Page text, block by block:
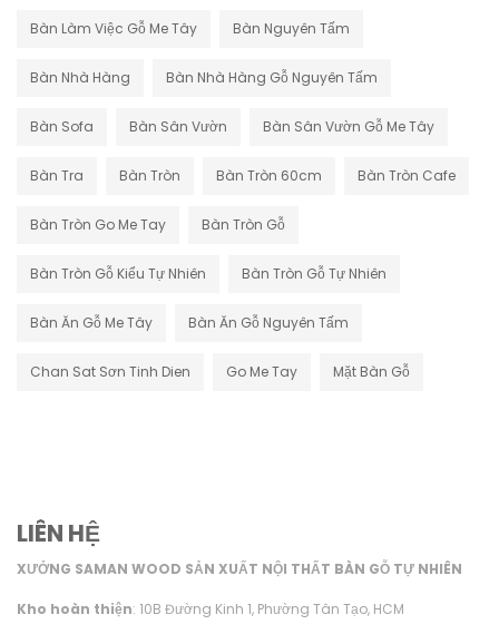
Bàn Làm Việc Gỗ Me Tây Bàn Nguyên Tấm
Bàn Nhà Hàng Bàn Nhà Hàng Gỗ Nguyên Tấm
Bàn Sofa Bàn Sân Vườn Bàn Sân Vườn Gỗ Me Tây
Bàn Tra Bàn Tròn Bàn Tròn 60cm Bàn Tròn Cafe
Bàn Tròn Go Me Tay Bàn Tròn Gỗ
Bàn Tròn Gỗ Kiểu Tự Nhiên Bàn Tròn Gỗ Tự Nhiên
Bàn Ăn Gỗ Me Tây Bàn Ăn Gỗ Nguyên Tấm
Chan Sat Sơn Tinh Dien Go Me Tay Mặt Bàn Gỗ
LIÊN HỆ
XƯỞNG SAMAN WOOD SẢN XUẤT NỘI THẤT BÀN GỖ TỰ NHIÊN
Kho hoàn thiện: 10B Đường Kinh 1, Phường Tân Tạo, HCM